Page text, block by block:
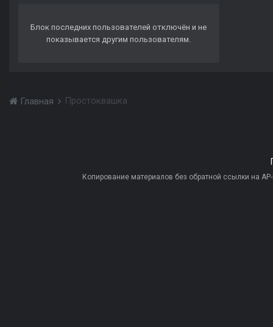
Блок последних пользователей отключён и не
показывается другим пользователям.
Главная Простоквашка
Копирование материалов без обратной ссылки на